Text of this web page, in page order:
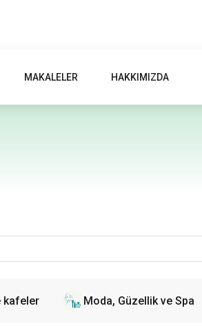
MAKALELER HAKKIMIZDA
kafeler Moda, Güzellik ve Spa